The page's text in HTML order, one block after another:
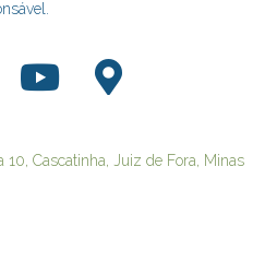
10, Cascatinha, Juiz de Fora, Minas